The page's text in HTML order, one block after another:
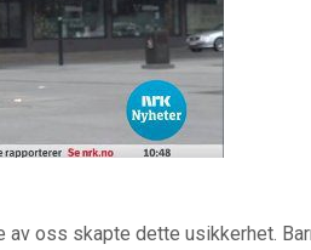
av oss skapte dette usikkerhet.